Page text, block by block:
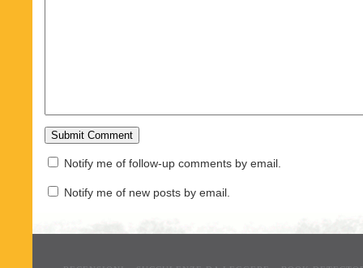
Notify me of follow-up comments by email.
Notify me of new posts by email.